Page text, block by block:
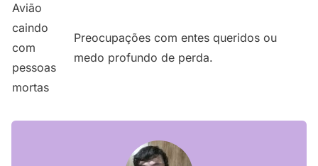
Avião
caindo
com
pessoas
mortas
Preocupações com entes queridos ou
medo profundo de perda.